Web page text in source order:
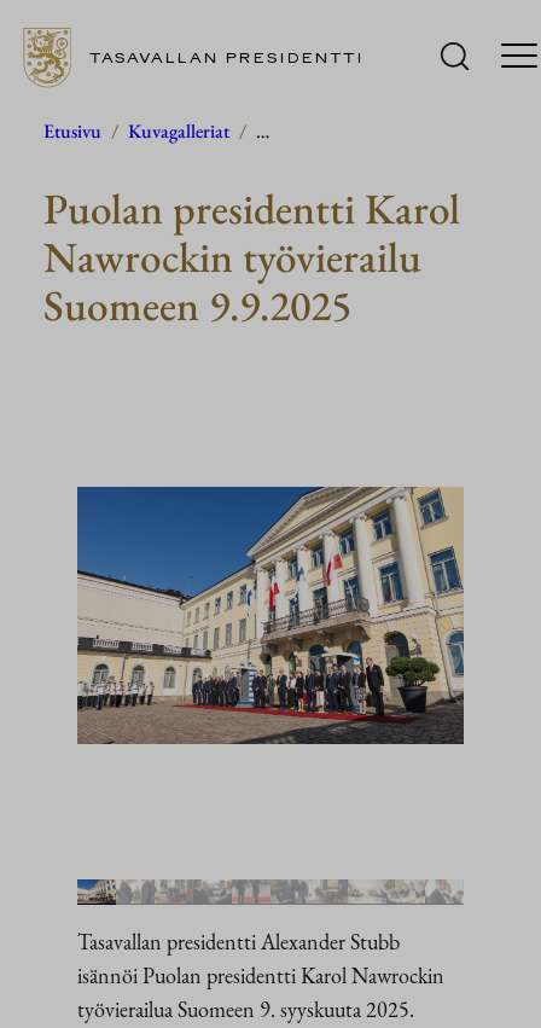
Siirry
TASAVALLAN PRESIDENTTI
Etusivu / Kuvagalleriat / …
Puolan presidentti Karol
Nawrockin työvierailu
Suomeen 9.9.2025
Tasavallan presidentti Alexander Stubb
isännöi Puolan presidentti Karol Nawrockin
työvierailua Suomeen 9. syyskuuta 2025.